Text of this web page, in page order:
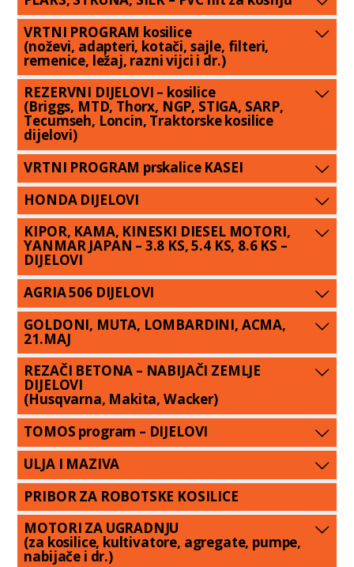
VRTNI PROGRAM kosilice
(noževi, adapteri, kotači, sajle, filteri,
remenice, ležaj, razni vijci i dr.)
REZERVNI DIJELOVI – kosilice
(Briggs, MTD, Thorx, NGP, STIGA, SARP,
Tecumseh, Loncin, Traktorske kosilice
dijelovi)
VRTNI PROGRAM prskalice KASEI
HONDA DIJELOVI
KIPOR, KAMA, KINESKI DIESEL MOTORI,
YANMAR JAPAN – 3.8 KS, 5.4 KS, 8.6 KS –
DIJELOVI
AGRIA 506 DIJELOVI
GOLDONI, MUTA, LOMBARDINI, ACMA,
21.MAJ
REZAČI BETONA – NABIJAČI ZEMLJE
DIJELOVI
(Husqvarna, Makita, Wacker)
TOMOS program – DIJELOVI
ULJA I MAZIVA
PRIBOR ZA ROBOTSKE KOSILICE
MOTORI ZA UGRADNJU
(za kosilice, kultivatore, agregate, pumpe,
nabijače i dr.)